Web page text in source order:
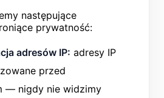
następujące
prywatność:
adresów IP: adresy IP
przed
— nigdy nie widzimy